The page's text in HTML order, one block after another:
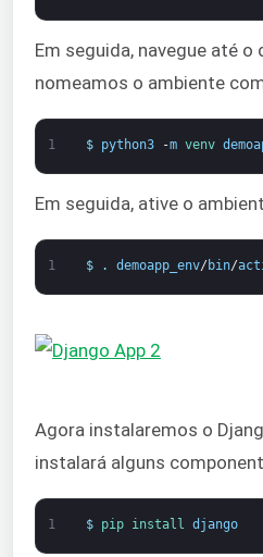
Em seguida, navegue até
nomeamos o ambiente
1 $ python3 -m venv
Em seguida, ative o
1 $ . demoapp_env/ bin/
Agora instalaremos o
instalará alguns
1 $ pip install django